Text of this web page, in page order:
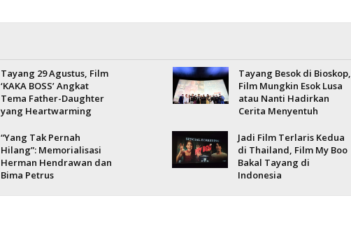
Tayang 29 Agustus, Film
‘KAKA BOSS’ Angkat
Tema Father-Daughter
yang Heartwarming
Tayang Besok di Bioskop,
Film Mungkin Esok Lusa
atau Nanti Hadirkan
Cerita Menyentuh
“Yang Tak Pernah
Hilang”: Memorialisasi
Herman Hendrawan dan
Bima Petrus
Jadi Film Terlaris Kedua
di Thailand, Film My Boo
Bakal Tayang di
Indonesia